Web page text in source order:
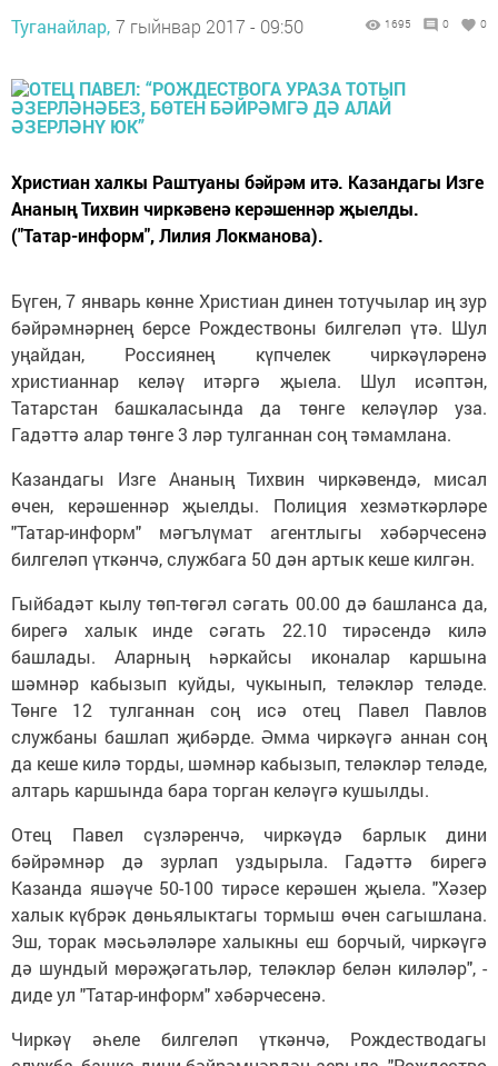
Туганайлар, 7 гыйнвар 2017 - 09:50 1695 0 0
Христиан халкы Раштуаны бәйрәм итә. Казандагы Изге
Ананың Тихвин чиркәвенә керәшеннәр җыелды.
("Татар-информ", Лилия Локманова).
Бүген, 7 январь көнне Христиан динен тотучылар иң зур
бәйрәмнәрнең берсе Рождествоны билгеләп үтә. Шул
уңайдан, Россиянең күпчелек чиркәүләренә
христианнар келәү итәргә җыела. Шул исәптән,
Татарстан башкаласында да төнге келәүләр уза.
Гадәттә алар төнге 3 ләр тулганнан соң тәмамлана.
Казандагы Изге Ананың Тихвин чиркәвендә, мисал
өчен, керәшеннәр җыелды. Полиция хезмәткәрләре
"Татар-информ" мәгълүмат агентлыгы хәбәрчесенә
билгеләп үткәнчә, службага 50 дән артык кеше килгән.
Гыйбадәт кылу төп-төгәл сәгать 00.00 дә башланса да,
бирегә халык инде сәгать 22.10 тирәсендә килә
башлады. Аларның һәркайсы иконалар каршына
шәмнәр кабызып куйды, чукынып, теләкләр теләде.
Төнге 12 тулганнан соң исә отец Павел Павлов
службаны башлап җибәрде. Әмма чиркәүгә аннан соң
да кеше килә торды, шәмнәр кабызып, теләкләр теләде,
алтарь каршында бара торган келәүгә кушылды.
Отец Павел сүзләренчә, чиркәүдә барлык дини
бәйрәмнәр дә зурлап уздырыла. Гадәттә бирегә
Казанда яшәүче 50-100 тирәсе керәшен җыела. "Хәзер
халык күбрәк дөньялыктагы тормыш өчен сагышлана.
Эш, торак мәсьәләләре халыкны еш борчый, чиркәүгә
дә шундый мөрәҗәгатьләр, теләкләр белән киләләр", -
диде ул "Татар-информ" хәбәрчесенә.
Чиркәү әһеле билгеләп үткәнчә, Рождестводагы